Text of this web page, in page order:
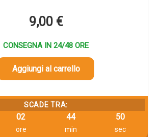
9,00 €
CONSEGNA IN 24/48 ORE
Aggiungi al carrello
SCADE TRA:
02
ore
44
min
49
sec